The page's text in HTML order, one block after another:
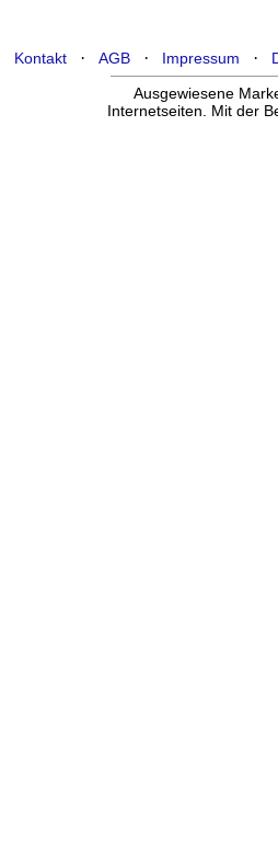
Kontakt· AGB· Impressum ·
Ausgewiesene
Internetseiten. Mit der